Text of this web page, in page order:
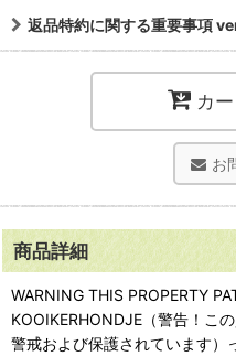
返品特約に関する重要事項
カ
お
商品詳細
WARNING THIS PROPERTY
KOOIKERHONDJE（警告！こ
警戒および保護されています）